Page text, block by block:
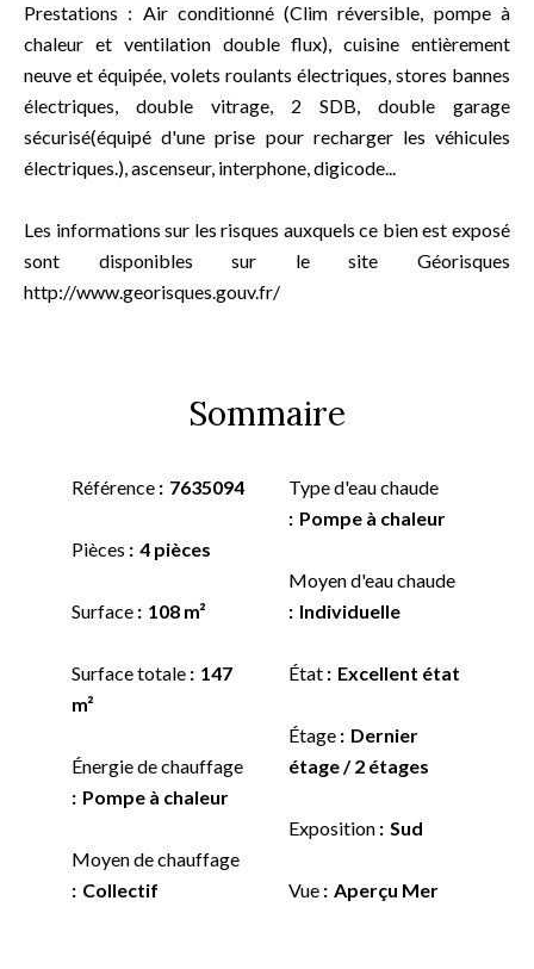
Prestations : Air conditionné (Clim réversible, pompe à
chaleur et ventilation double flux), cuisine entièrement
neuve et équipée, volets roulants électriques, stores bannes
électriques, double vitrage, 2 SDB, double garage
sécurisé(équipé d'une prise pour recharger les véhicules
électriques.), ascenseur, interphone, digicode...
Les informations sur les risques auxquels ce bien est exposé
sont disponibles sur le site Géorisques
http://www.georisques.gouv.fr/
Sommaire
Référence 7635094
Pièces 4 pièces
Surface 108 m²
Surface totale
147
m²
Énergie de chauffage
Pompe à chaleur
Moyen de chauffage
Collectif
Type d'eau chaude
Pompe à chaleur
Moyen d'eau chaude
Individuelle
État Excellent état
Étage
Dernier
étage / 2 étages
Exposition Sud
Vue Aperçu Mer